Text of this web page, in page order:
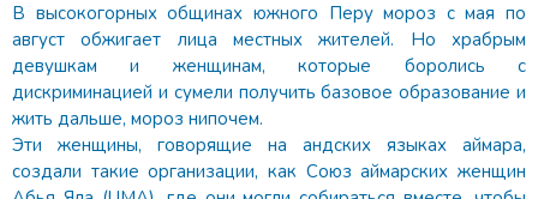
В высокогорных общинах южного Перу мороз с мая по
август обжигает лица местных жителей. Но храбрым
девушкам и женщинам, которые боролись с
дискриминацией и сумели получить базовое образование и
жить дальше, мороз нипочем.
Эти женщины, говорящие на андских языках аймара,
создали такие организации, как Союз аймарских женщин